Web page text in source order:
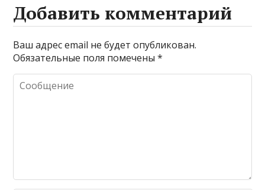
Добавить комментарий
Ваш адрес email не будет опубликован.
Обязательные поля помечены*